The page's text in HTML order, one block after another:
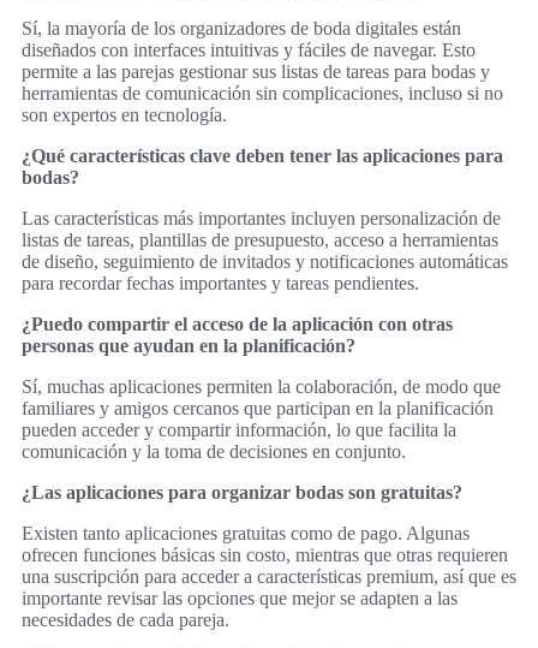
Sí, la mayoría de los organizadores de boda digitales están
diseñados con interfaces intuitivas y fáciles de navegar. Esto
permite a las parejas gestionar sus listas de tareas para bodas y
herramientas de comunicación sin complicaciones, incluso si no
son expertos en tecnología.
¿Qué características clave deben tener las aplicaciones para
bodas?
Las características más importantes incluyen personalización de
listas de tareas, plantillas de presupuesto, acceso a herramientas
de diseño, seguimiento de invitados y notificaciones automáticas
para recordar fechas importantes y tareas pendientes.
¿Puedo compartir el acceso de la aplicación con otras
personas que ayudan en la planificación?
Sí, muchas aplicaciones permiten la colaboración, de modo que
familiares y amigos cercanos que participan en la planificación
pueden acceder y compartir información, lo que facilita la
comunicación y la toma de decisiones en conjunto.
¿Las aplicaciones para organizar bodas son gratuitas?
Existen tanto aplicaciones gratuitas como de pago. Algunas
ofrecen funciones básicas sin costo, mientras que otras requieren
una suscripción para acceder a características premium, así que es
importante revisar las opciones que mejor se adapten a las
necesidades de cada pareja.